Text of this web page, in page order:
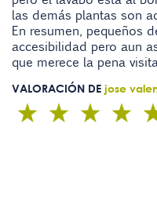
las demás plantas son
En resumen, pequeños
accesibilidad pero aun
que merece la pena
VALORACIÓN DE jose